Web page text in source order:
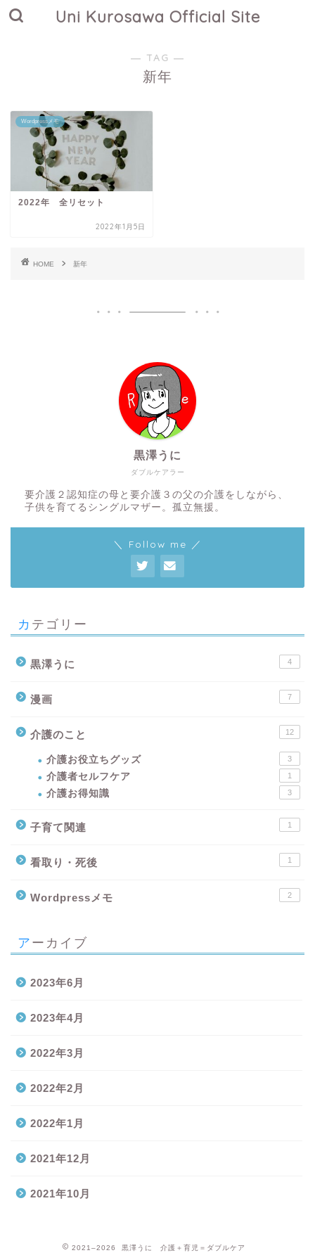
Uni Kurosawa Official Site
― TAG ―
新年
Wordpressメモ
2022年 全リセット
2022年1月5日
HOME 新年
ダブルケアラー
黒澤うに
要介護２認知症の母と要介護３の父の介護をしながら、
子供を育てるシングルマザー。孤立無援。
＼ Follow me ／
カテゴリー
黒澤うに 4
漫画 7
介護のこと 12
介護お役立ちグッズ 3
介護者セルフケア 1
介護お得知識 3
子育て関連 1
看取り・死後 1
Wordpressメモ 2
アーカイブ
2023年6月
2023年4月
2022年3月
2022年2月
2022年1月
2021年12月
2021年10月
2021–2026 黒澤うに 介護＋育児＝ダブルケア